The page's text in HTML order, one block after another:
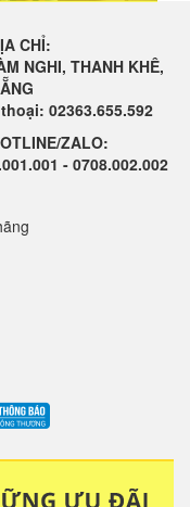
CHỈ:
NGHI, THANH KHÊ,
02363.655.592
ZALO:
- 0708.002.002